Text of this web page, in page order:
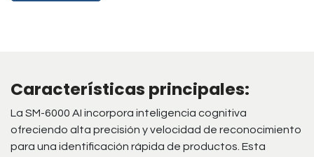
Características principales:
La SM-6000 AI incorpora inteligencia cognitiva
ofreciendo alta precisión y velocidad de reconocimiento
para una identificación rápida de productos. Esta